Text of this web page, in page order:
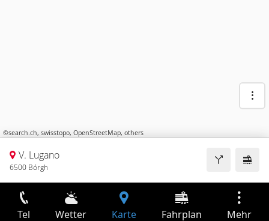
©search.ch, swisstopo, OpenStreetMap, others
V. Lugano
6500 Bórgh
Tel Wetter Karte Fahrplan Mehr